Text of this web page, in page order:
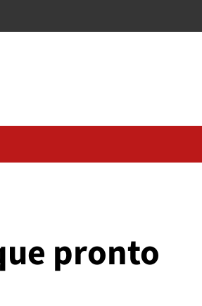
pronto